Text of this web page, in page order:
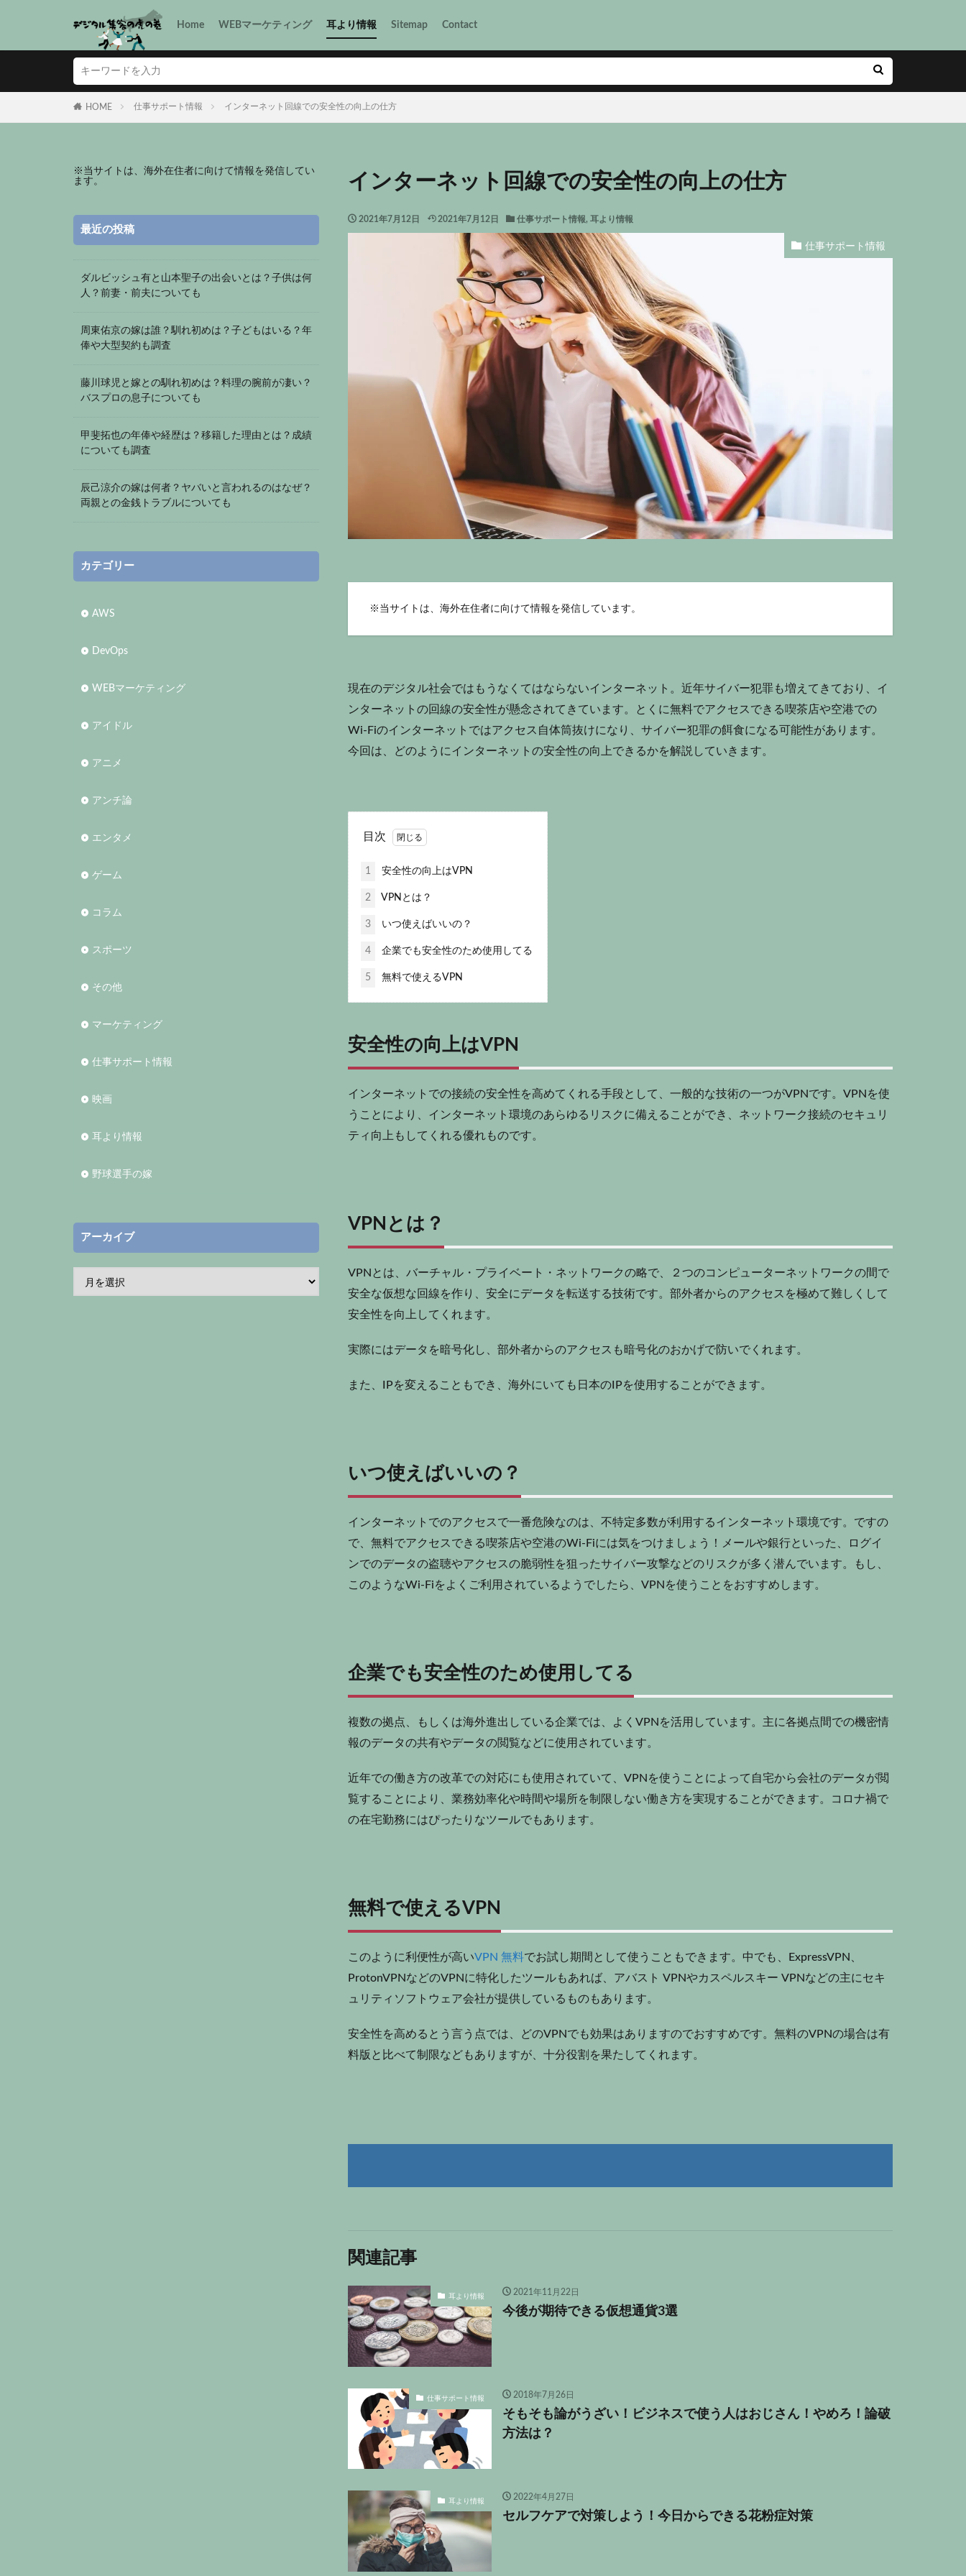
Home WEBマーケティング 耳より情報 Sitemap Contact
HOME 仕事サポート情報 インターネット回線での安全性の向上の仕方
インターネット回線での安全性の向上の仕方
2021年7月12日 2021年7月12日 仕事サポート情報, 耳より情報
仕事サポート情報
※ 当サイトは、海外在住者に向けて情報を発信しています。
現在のデジタル社会ではもうなくてはならないインターネット。近年サイバー犯罪も増えてきており、イ
ンターネットの回線の安全性が懸念されてきています。とくに無料でアクセスできる喫茶店や空港での
Wi-Fiのインターネットではアクセス自体筒抜けになり、サイバー犯罪の餌食になる可能性があります。
今回は、どのようにインターネットの安全性の向上できるかを解説していきます。
目次
1 安全性の向上はVPN
2 VPNとは？
3 いつ使えばいいの？
4 企業でも安全性のため使用してる
5 無料で使えるVPN
安全性の向上はVPN
インターネットでの接続の安全性を高めてくれる手段として、一般的な技術の一つがVPNです。VPNを使
うことにより、インターネット環境のあらゆるリスクに備えることができ、ネットワーク接続のセキュリ
ティ向上もしてくれる優れものです。
VPNとは？
VPNとは、バーチャル・プライベート・ネットワークの略で、２つのコンピューターネットワークの間で
安全な仮想な回線を作り、安全にデータを転送する技術です。部外者からのアクセスを極めて難しくして
安全性を向上してくれます。
実際にはデータを暗号化し、部外者からのアクセスも暗号化のおかげで防いでくれます。
また、IPを変えることもでき、海外にいても日本のIPを使用することができます。
いつ使えばいいの？
インターネットでのアクセスで一番危険なのは、不特定多数が利用するインターネット環境です。ですの
で、無料でアクセスできる喫茶店や空港のWi-Fiには気をつけましょう！メールや銀行といった、ログイ
ンでのデータの盗聴やアクセスの脆弱性を狙ったサイバー攻撃などのリスクが多く潜んでいます。もし、
このようなWi-Fiをよくご利用されているようでしたら、VPNを使うことをおすすめします。
企業でも安全性のため使用してる
複数の拠点、もしくは海外進出している企業では、よくVPNを活用しています。主に各拠点間での機密情
報のデータの共有やデータの閲覧などに使用されています。
近年での働き方の改革での対応にも使用されていて、VPNを使うことによって自宅から会社のデータが閲
覧することにより、業務効率化や時間や場所を制限しない働き方を実現することができます。コロナ禍で
の在宅勤務にはぴったりなツールでもあります。
無料で使えるVPN
このように利便性が高いVPN 無料でお試し期間として使うこともできます。中でも、ExpressVPN、
ProtonVPNなどのVPNに特化したツールもあれば、アバスト VPNやカスペルスキー VPNなどの主にセキ
ュリティソフトウェア会社が提供しているものもあります。
安全性を高めるとう言う点では、どのVPNでも効果はありますのでおすすめです。無料のVPNの場合は有
料版と比べて制限などもありますが、十分役割を果たしてくれます。
関連記事
耳より情報 2021年11月22日
今後が期待できる仮想通貨3選
仕事サポート情報 2018年7月26日
そもそも論がうざい！ビジネスで使う人はおじさん！やめろ！論破
方法は？
耳より情報 2022年4月27日
セルフケアで対策しよう！今日からできる花粉症対策
※ 当サイトは、海外在住者に向けて情報を発信してい
ます。
最近の投稿
ダルビッシュ有と山本聖子の出会いとは？子供は何
人？前妻・前夫についても
周東佑京の嫁は誰？馴れ初めは？子どもはいる？年
俸や大型契約も調査
藤川球児と嫁との馴れ初めは？料理の腕前が凄い？
バスプロの息子についても
甲斐拓也の年俸や経歴は？移籍した理由とは？成績
についても調査
辰己涼介の嫁は何者？ヤバいと言われるのはなぜ？
両親との金銭トラブルについても
カテゴリー
AWS
DevOps
WEBマーケティング
アイドル
アニメ
アンチ論
エンタメ
ゲーム
コラム
スポーツ
その他
マーケティング
仕事サポート情報
映画
耳より情報
野球選手の嫁
アーカイブ